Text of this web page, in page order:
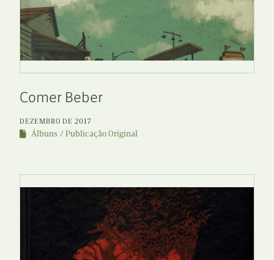
Comer Beber
DEZEMBRO DE 2017
Álbuns Publicação Original